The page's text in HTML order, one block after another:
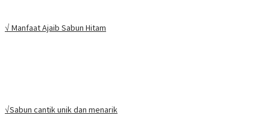
√ Manfaat Ajaib Sabun Hitam
√Sabun cantik unik dan menarik